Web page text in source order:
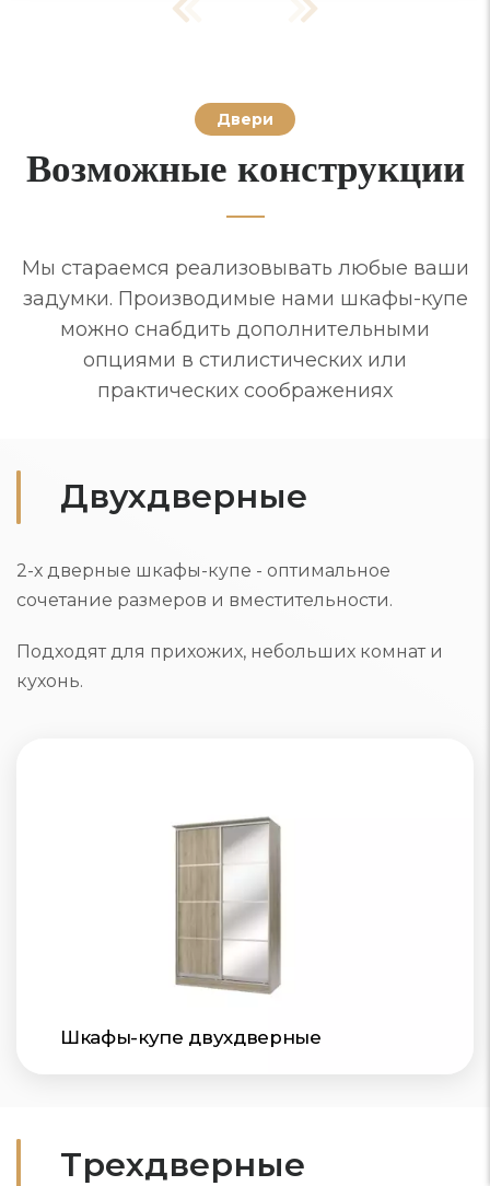
Двери
Возможные конструкции
Мы стараемся реализовывать любые ваши
задумки. Производимые нами шкафы-купе
можно снабдить дополнительными
опциями в стилистических или
практических соображениях
Двухдверные
2-х дверные шкафы-купе - оптимальное
сочетание размеров и вместительности.
Подходят для прихожих, небольших комнат и
кухонь.
Шкафы-купе двухдверные
Трехдверные